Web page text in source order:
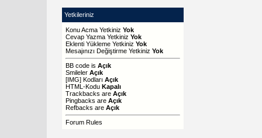
Yetkileriniz
Konu Acma YetkinizYok
Cevap Yazma YetkinizYok
Eklenti Yükleme YetkinizYok
Mesajınızı Değiştirme YetkinizYok
BB code isAçık
Smileler Açık
[IMG] KodlarıAçık
HTML-KoduKapalı
Trackbacks areAçık
Pingbacks areAçık
Refbacks areAçık
Forum Rules